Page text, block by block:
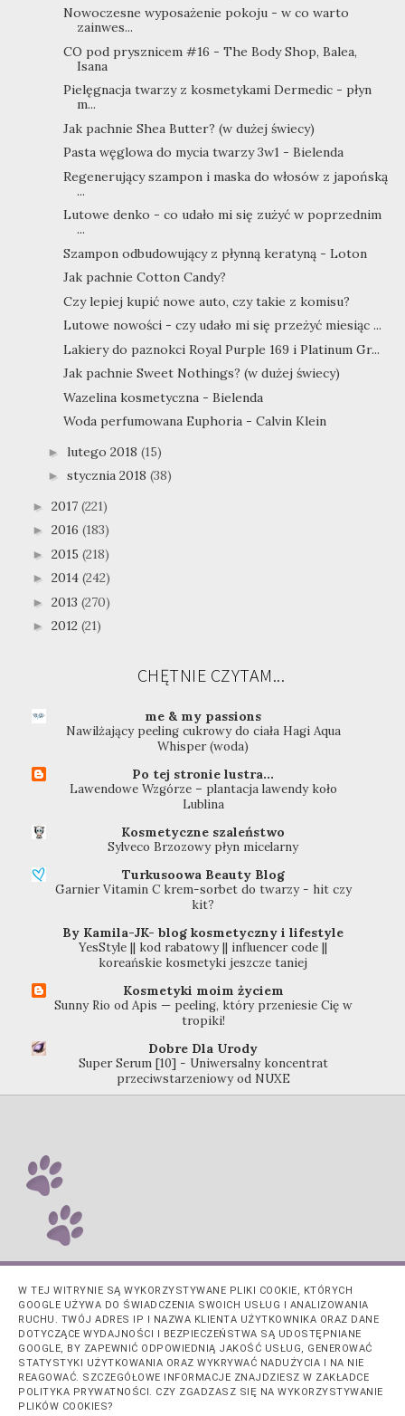
Nowoczesne wyposażenie pokoju - w co warto
zainwes...
CO pod prysznicem #16 - The Body Shop, Balea,
Isana
Pielęgnacja twarzy z kosmetykami Dermedic - płyn
m...
Jak pachnie Shea Butter? (w dużej świecy)
Pasta węglowa do mycia twarzy 3w1 - Bielenda
Regenerujący szampon i maska do włosów z japońską
...
Lutowe denko - co udało mi się zużyć w poprzednim
...
Szampon odbudowujący z płynną keratyną - Loton
Jak pachnie Cotton Candy?
Czy lepiej kupić nowe auto, czy takie z komisu?
Lutowe nowości - czy udało mi się przeżyć miesiąc ...
Lakiery do paznokci Royal Purple 169 i Platinum Gr...
Jak pachnie Sweet Nothings? (w dużej świecy)
Wazelina kosmetyczna - Bielenda
Woda perfumowana Euphoria - Calvin Klein
► lutego 2018 (15)
► stycznia 2018 (38)
► 2017 (221)
► 2016 (183)
► 2015 (218)
► 2014 (242)
► 2013 (270)
► 2012 (21)
CHĘTNIE CZYTAM...
me & my passions
Nawilżający peeling cukrowy do ciała Hagi Aqua
Whisper (woda)
Po tej stronie lustra...
Lawendowe Wzgórze – plantacja lawendy koło
Lublina
Kosmetyczne szaleństwo
Sylveco Brzozowy płyn micelarny
Turkusoowa Beauty Blog
Garnier Vitamin C krem-sorbet do twarzy - hit czy
kit?
By Kamila-JK- blog kosmetyczny i lifestyle
YesStyle || kod rabatowy || influencer code ||
koreańskie kosmetyki jeszcze taniej
Kosmetyki moim życiem
Sunny Rio od Apis — peeling, który przeniesie Cię w
tropiki!
Dobre Dla Urody
Super Serum [10] - Uniwersalny koncentrat
przeciwstarzeniowy od NUXE
Obsługiwane przez usługę
W TEJ WITRYNIE SĄ WYKORZYSTYWANE PLIKI COOKIE, KTÓRYCH
GOOGLE UŻYWA DO ŚWIADCZENIA SWOICH USŁUG I ANALIZOWANIA
RUCHU. TWÓJ ADRES IP I NAZWA KLIENTA UŻYTKOWNIKA ORAZ DANE
DOTYCZĄCE WYDAJNOŚCI I BEZPIECZEŃSTWA SĄ UDOSTĘPNIANE
GOOGLE, BY ZAPEWNIĆ ODPOWIEDNIĄ JAKOŚĆ USŁUG, GENEROWAĆ
STATYSTYKI UŻYTKOWANIA ORAZ WYKRYWAĆ NADUŻYCIA I NA NIE
REAGOWAĆ. SZCZEGÓŁOWE INFORMACJE ZNAJDZIESZ W ZAKŁADCE
POLITYKA PRYWATNOŚCI. CZY ZGADZASZ SIĘ NA WYKORZYSTYWANIE
PLIKÓW COOKIES?